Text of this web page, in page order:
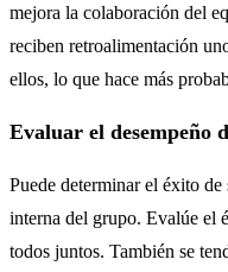
mejora la colaboración del
reciben retroalimentación
ellos, lo que hace más
Evaluar el desempeño
Puede determinar el éxito
interna del grupo. Evalúe el
todos juntos. También se